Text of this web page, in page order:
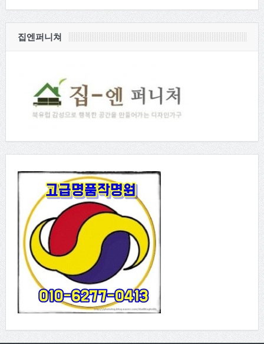
집엔퍼니쳐